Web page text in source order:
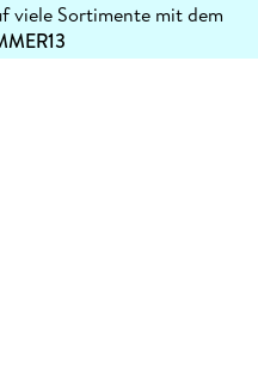
viele Sortimente mit dem